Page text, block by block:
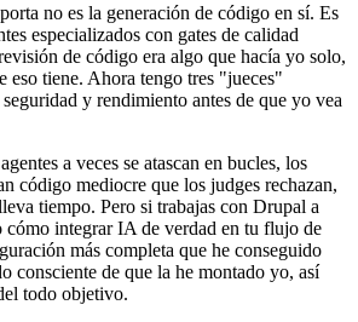
no es la generación de código en sí. Es
especializados con gates de calidad
de código era algo que hacía yo solo,
eso tiene. Ahora tengo tres "jueces"
y rendimiento antes de que yo vea
a veces se atascan en bucles, los
código mediocre que los judges rechazan,
tiempo. Pero si trabajas con Drupal a
cómo integrar IA de verdad en tu flujo de
más completa que he conseguido
consciente de que la he montado yo, así
todo objetivo.